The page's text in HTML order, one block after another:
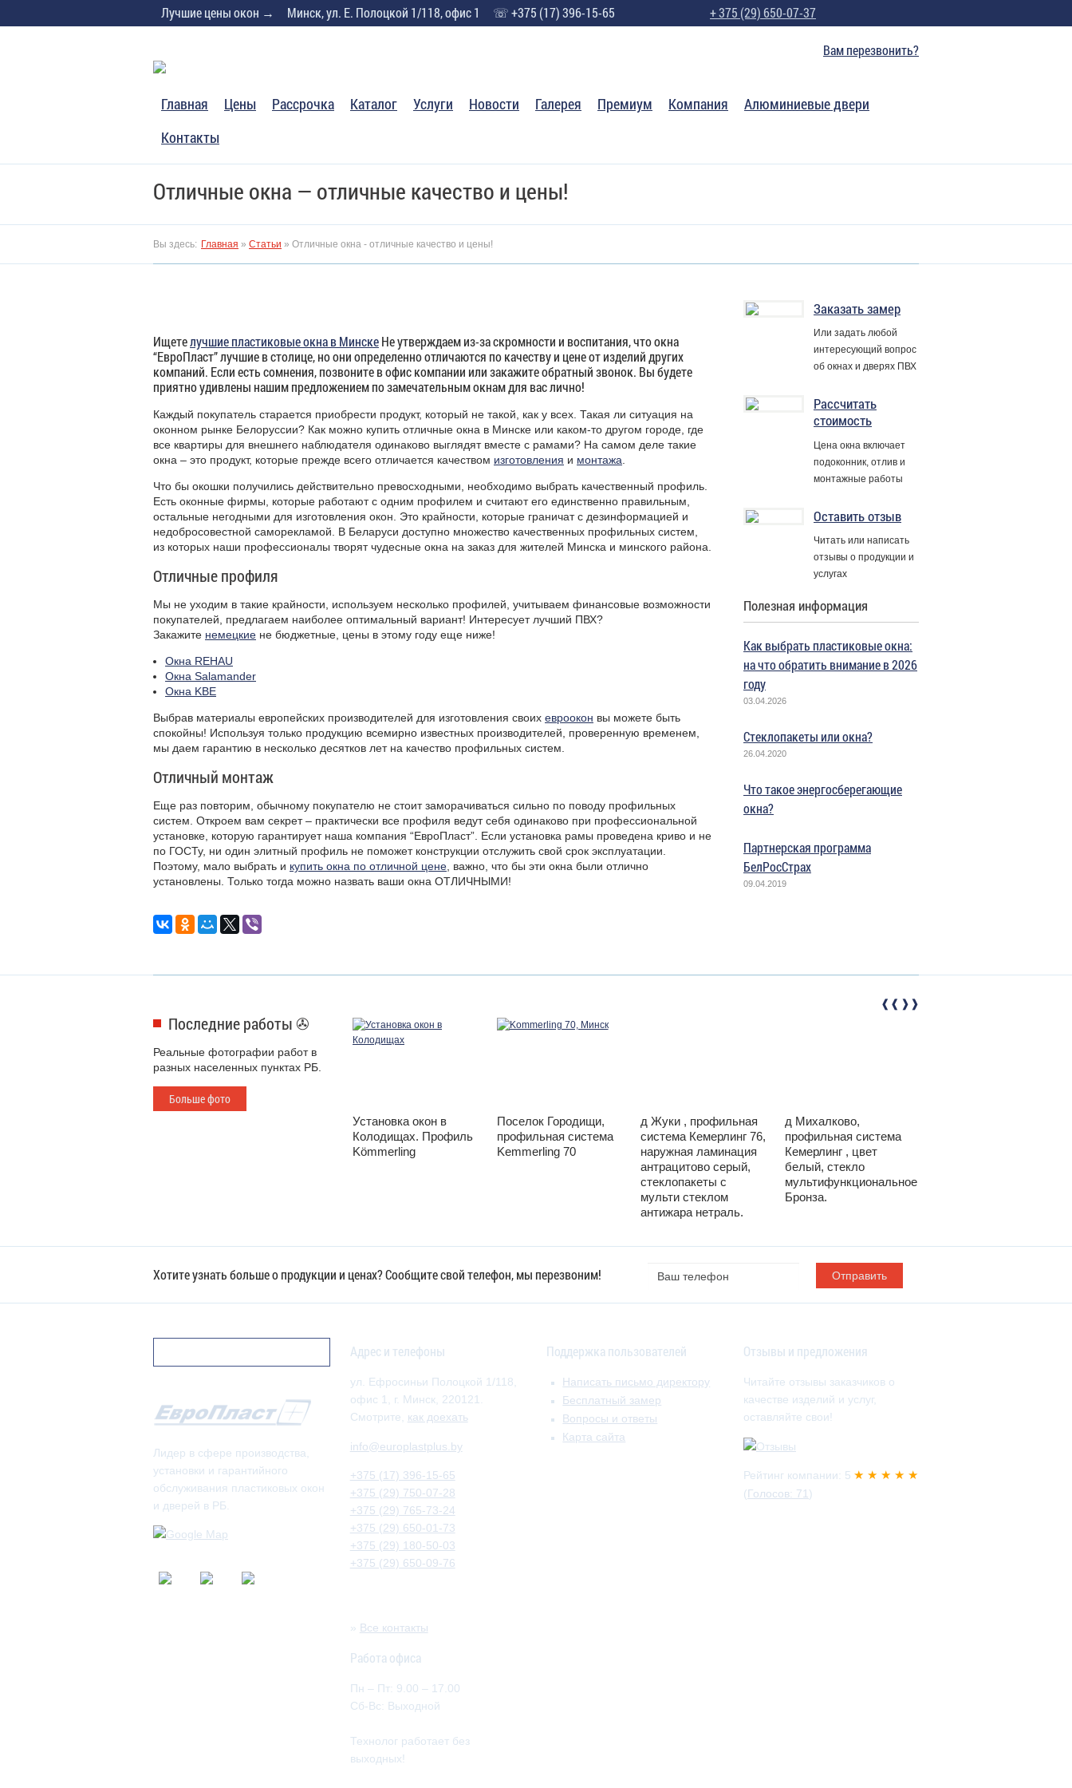
Лучшие цены окон → Минск, ул. Е. Полоцкой 1/118, офис 1 ☏ +375 (17) 396-15-65 + 375 (29) 650-07-37
Вам перезвонить?
Главная Цены Расcрочка Каталог Услуги Новости Галерея Премиум Компания
Алюминиевые двери
Контакты
Отличные окна — отличные качество и цены!
Вы здесь: Главная » Статьи » Отличные окна - отличные качество и цены!
Ищетелучшие пластиковые окна в МинскеНе утверждаем из-за скромности и воспитания, что окна
“ЕвроПласт” лучшие в столице, но они определенно отличаются по качеству и цене от изделий других
компаний. Если есть сомнения, позвоните в офис компании или закажите обратный звонок. Вы будете
приятно удивлены нашим предложением по замечательным окнам для вас лично!
Каждый покупатель старается приобрести продукт, который не такой, как у всех. Такая ли ситуация на
оконном рынке Белоруссии? Как можно купить отличные окна в Минске или каком-то другом городе, где
все квартиры для внешнего наблюдателя одинаково выглядят вместе с рамами? На самом деле такие
окна – это продукт, которые прежде всего отличается качеством изготовления и монтажа.
Что бы окошки получились действительно превосходными, необходимо выбрать качественный профиль.
Есть оконные фирмы, которые работают с одним профилем и считают его единственно правильным,
остальные негодными для изготовления окон. Это крайности, которые граничат с дезинформацией и
недобросовестной саморекламой. В Беларуси доступно множество качественных профильных систем,
из которых наши профессионалы творят чудесные окна на заказ для жителей Минска и минского района.
Отличные профиля
Мы не уходим в такие крайности, используем несколько профилей, учитываем финансовые возможности
покупателей, предлагаем наиболее оптимальный вариант! Интересует лучший ПВХ?
Закажите немецкие не бюджетные, цены в этому году еще ниже!
Окна REHAU
Окна Salamander
Окна KBE
Выбрав материалы европейских производителей для изготовления своих евроокон вы можете быть
спокойны! Используя только продукцию всемирно известных производителей, проверенную временем,
мы даем гарантию в несколько десятков лет на качество профильных систем.
Отличный монтаж
Еще раз повторим, обычному покупателю не стоит заморачиваться сильно по поводу профильных
систем. Откроем вам секрет – практически все профиля ведут себя одинаково при профессиональной
установке, которую гарантирует наша компания “ЕвроПласт”. Если установка рамы проведена криво и не
по ГОСТу, ни один элитный профиль не поможет конструкции отслужить свой срок эксплуатации.
Поэтому, мало выбрать и купить окна по отличной цене, важно, что бы эти окна были отлично
установлены. Только тогда можно назвать ваши окна ОТЛИЧНЫМИ!
Заказать замер
Или задать любой
интересующий вопрос
об окнах и дверях ПВХ
Рассчитать
стоимость
Цена окна включает
подоконник, отлив и
монтажные работы
Оставить отзыв
Читать или написать
отзывы о продукции и
услугах
Полезная информация
Как выбрать пластиковые окна:
на что обратить внимание в 2026
году
03.04.2026
Стеклопакеты или окна?
26.04.2020
Что такое энергосберегающие
окна?
Партнерская программа
БелРосСтрах
09.04.2019
Последние работы ✇
Реальные фотографии работ в
разных населенных пунктах РБ.
Больше фото
Установка окон в
Колодищах. Профиль
Kömmerling
Поселок Городищи,
профильная система
Kemmerling 70
д Жуки , профильная
система Кемерлинг 76,
наружная ламинация
антрацитово серый,
стеклопакеты с
мульти стеклом
антижара нетраль.
д Михалково,
профильная система
Кемерлинг , цвет
белый, стекло
мультифункциональное
Бронза.
Хотите узнать больше о продукции и ценах? Сообщите свой телефон, мы перезвоним!
Лидер в сфере производства,
установки и гарантийного
обслуживания пластиковых окон
и дверей в РБ.
Адрес и телефоны
ул. Ефросиньи Полоцкой 1/118,
офис 1, г. Минск, 220121.
Смотрите, как доехать
info@europlastplus.by
+375 (17) 396-15-65
+375 (29) 750-07-28
+375 (29) 765-73-24
+375 (29) 650-01-73
+375 (29) 180-50-03
+375 (29) 650-09-76
» Все контакты
Работа офиса
Пн – Пт: 9.00 – 17.00
Сб-Вс: Выходной
Технолог работает без
выходных!
Поддержка пользователей
Написать письмо директору
Бесплатный замер
Вопросы и ответы
Карта сайта
Отзывы и предложения
Читайте отзывы заказчиков о
качестве изделий и услуг,
оставляйте свои!
Рейтинг компании: 5 ★ ★ ★ ★ ★
(Голосов: 71 )